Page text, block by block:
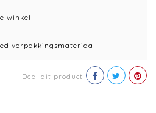
winkel
verpakkingsmateriaal
Deel dit product